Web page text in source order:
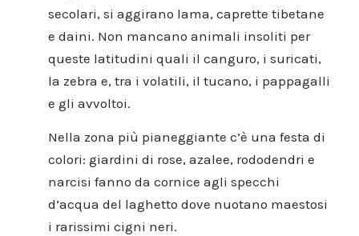
secolari, si aggirano lama, caprette tibetane
e daini. Non mancano animali insoliti per
queste latitudini quali il canguro, i suricati,
la zebra e, tra i volatili, il tucano, i pappagalli
e gli avvoltoi.
Nella zona più pianeggiante c’è una festa di
colori: giardini di rose, azalee, rododendri e
narcisi fanno da cornice agli specchi
d’acqua del laghetto dove nuotano maestosi
i rarissimi cigni neri.